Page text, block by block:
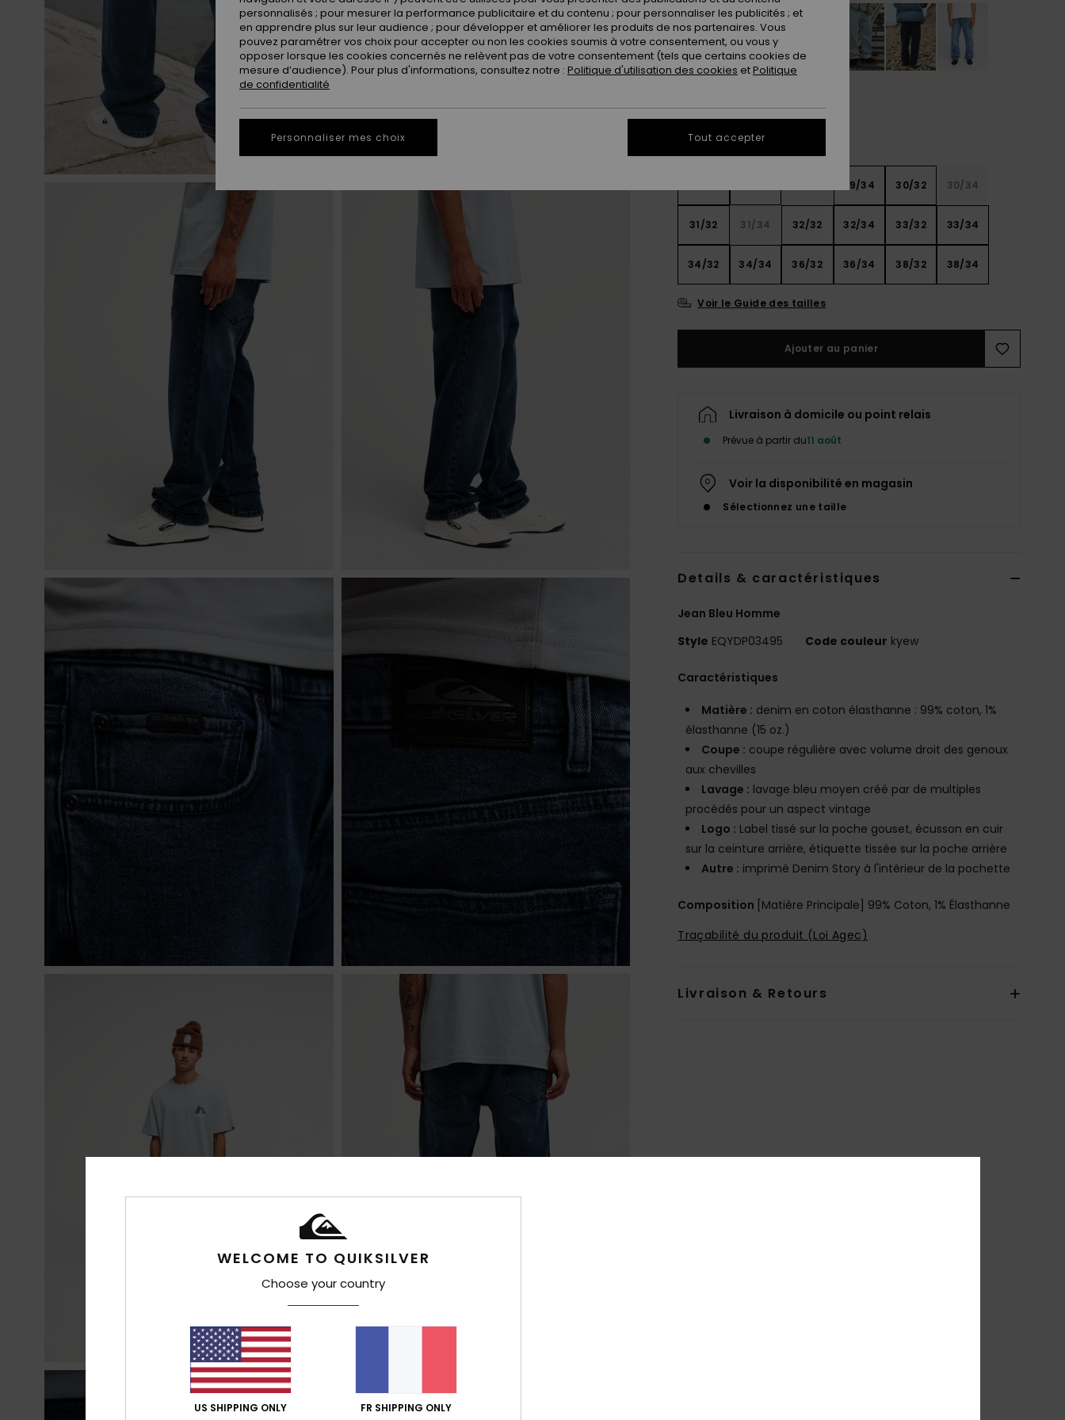
29/34 30/32 30/34
31/32 31/34 32/32 32/34 33/32 33/34
34/32 34/34 36/32 36/34 38/32 38/34
Voir le Guide des tailles
Ajouter au panier
Livraison à domicile ou point relais
Prévue à partir du11 août
Voir la disponibilité en magasin
Sélectionnez une taille
Details & caractéristiques
Jean Bleu Homme
Style EQYDP03495 Code couleur kyew
Caractéristiques
Matière : denim en coton élasthanne : 99% coton, 1%
élasthanne (15 oz.)
Coupe : coupe régulière avec volume droit des genoux
aux chevilles
Lavage : lavage bleu moyen créé par de multiples
procédés pour un aspect vintage
Logo : Label tissé sur la poche gouset, écusson en cuir
sur la ceinture arrière, étiquette tissée sur la poche arrière
Autre : imprimé Denim Story à l'intérieur de la pochette
Composition [Matière Principale] 99% Coton, 1% Élasthanne
Traçabilité du produit (Loi Agec)
Livraison & Retours
WELCOME TO QUIKSILVER
Choose your country
US SHIPPING ONLY FR SHIPPING ONLY
personnalisés ; pour mesurer la performance publicitaire et du contenu ; pour personnaliser les publicités ; et
en apprendre plus sur leur audience ; pour développer et améliorer les produits de nos partenaires. Vous
pouvez paramétrer vos choix pour accepter ou non les cookies soumis à votre consentement, ou vous y
opposer lorsque les cookies concernés ne relèvent pas de votre consentement (tels que certains cookies de
mesure d’audience). Pour plus d'informations, consultez notre : Politique d'utilisation des cookies etPolitique
de confidentialité
Personnaliser mes choix Tout accepter